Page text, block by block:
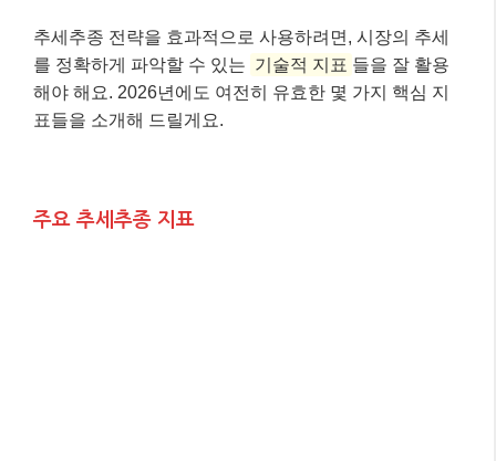
추세추종 전략을 효과적으로 사용하려면, 시장의 추세
를 정확하게 파악할 수 있는 기술적 지표 들을 잘 활용
해야 해요. 2026년에도 여전히 유효한 몇 가지 핵심 지
표들을 소개해 드릴게요.
주요 추세추종 지표